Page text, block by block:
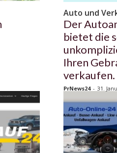
Auto und
Der
bietet die
Ihren
verkaufen.
PrNews24 - 31.